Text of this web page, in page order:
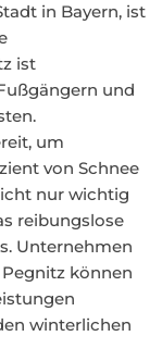
in Bayern, ist
ist
und
um
von Schnee
nur wichtig
reibungslose
Unternehmen
können
winterlichen